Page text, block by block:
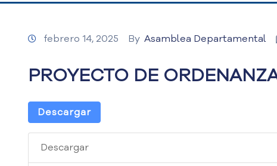
febrero 14, 2025 By Asamblea Departamental
PROYECTO DE
Descargar
Descargar